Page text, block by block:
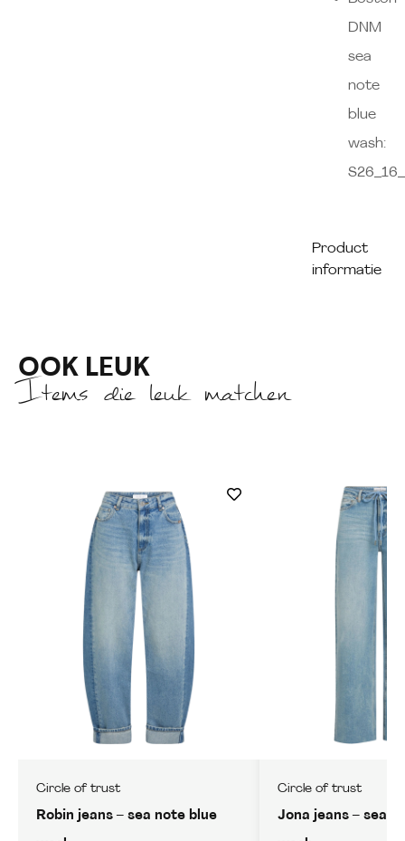
Product
informatie
DNM
sea
note
blue
wash:
OOK LEUK
Items die leuk matchen
Circle of trust
Robin jeans – sea note blue
Circle of trust
Jona jeans – sea